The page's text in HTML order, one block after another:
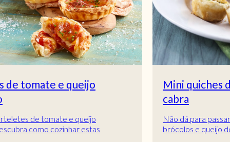
Mini quiches de brócolos e queijo de
Não dá para passar ao lado destas mini quiches de
brócolos e queijo de cabra! São uma verdadeira